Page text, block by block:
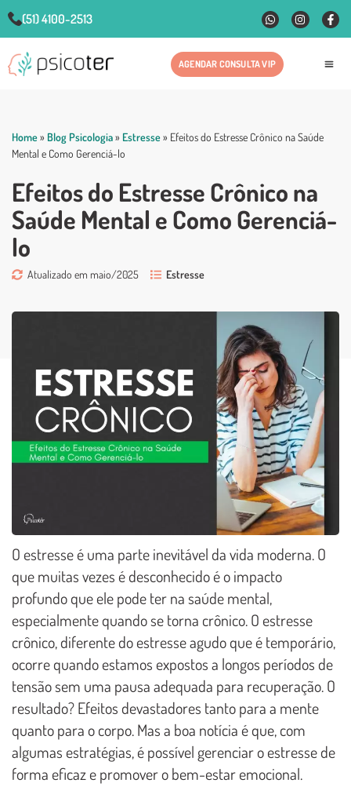
(51) 4100-2513
AGENDAR CONSULTA VIP
Home» Blog Psicologia» Estresse» Efeitos do Estresse Crônico na Saúde
Mental e Como Gerenciá-lo
Efeitos do Estresse Crônico na
Saúde Mental e Como Gerenciá-
lo
Atualizado em maio/2025 Estresse
O estresse é uma parte inevitável da vida moderna. O
que muitas vezes é desconhecido é o impacto
profundo que ele pode ter na saúde mental,
especialmente quando se torna crônico. O estresse
crônico, diferente do estresse agudo que é temporário,
ocorre quando estamos expostos a longos períodos de
tensão sem uma pausa adequada para recuperação. O
resultado? Efeitos devastadores tanto para a mente
quanto para o corpo. Mas a boa notícia é que, com
algumas estratégias, é possível gerenciar o estresse de
forma eficaz e promover o bem-estar emocional.